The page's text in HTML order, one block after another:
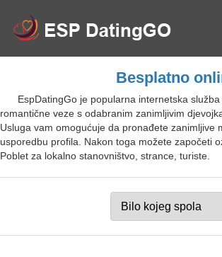
Besplatno
EspDatingGo je popularna internetska
romantične veze s odabranim zanimljivim
Usluga vam omogućuje da pronađete
usporedbu profila. Nakon toga možete započeti
Poblet za lokalno stanovništvo, strance, turiste.